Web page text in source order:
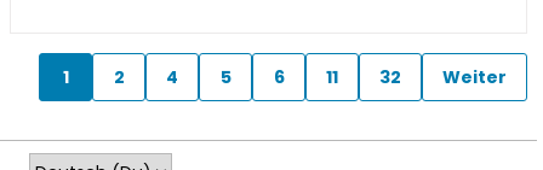
1 2 4 5 6 11 32 Weiter